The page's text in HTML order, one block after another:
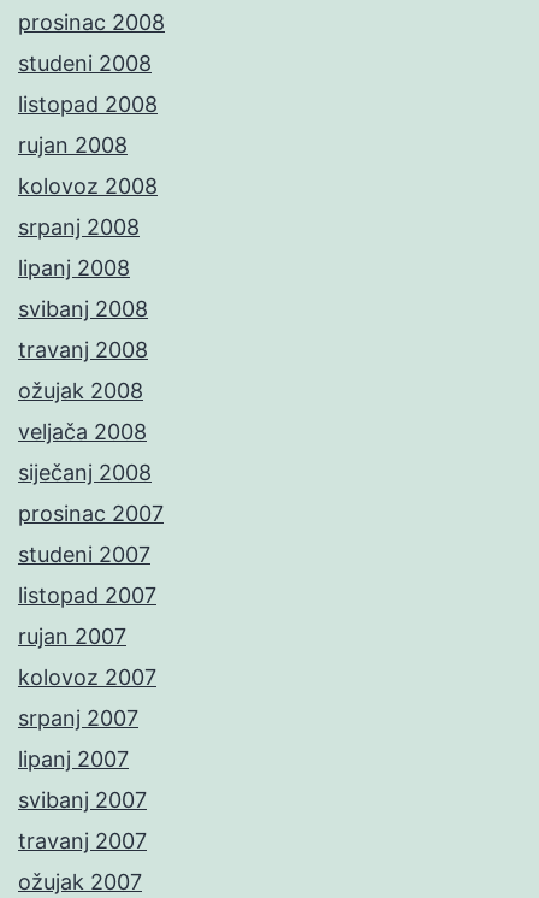
prosinac 2008
studeni 2008
listopad 2008
rujan 2008
kolovoz 2008
srpanj 2008
lipanj 2008
svibanj 2008
travanj 2008
ožujak 2008
veljača 2008
siječanj 2008
prosinac 2007
studeni 2007
listopad 2007
rujan 2007
kolovoz 2007
srpanj 2007
lipanj 2007
svibanj 2007
travanj 2007
ožujak 2007